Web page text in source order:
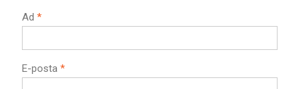
Ad *
E-posta *